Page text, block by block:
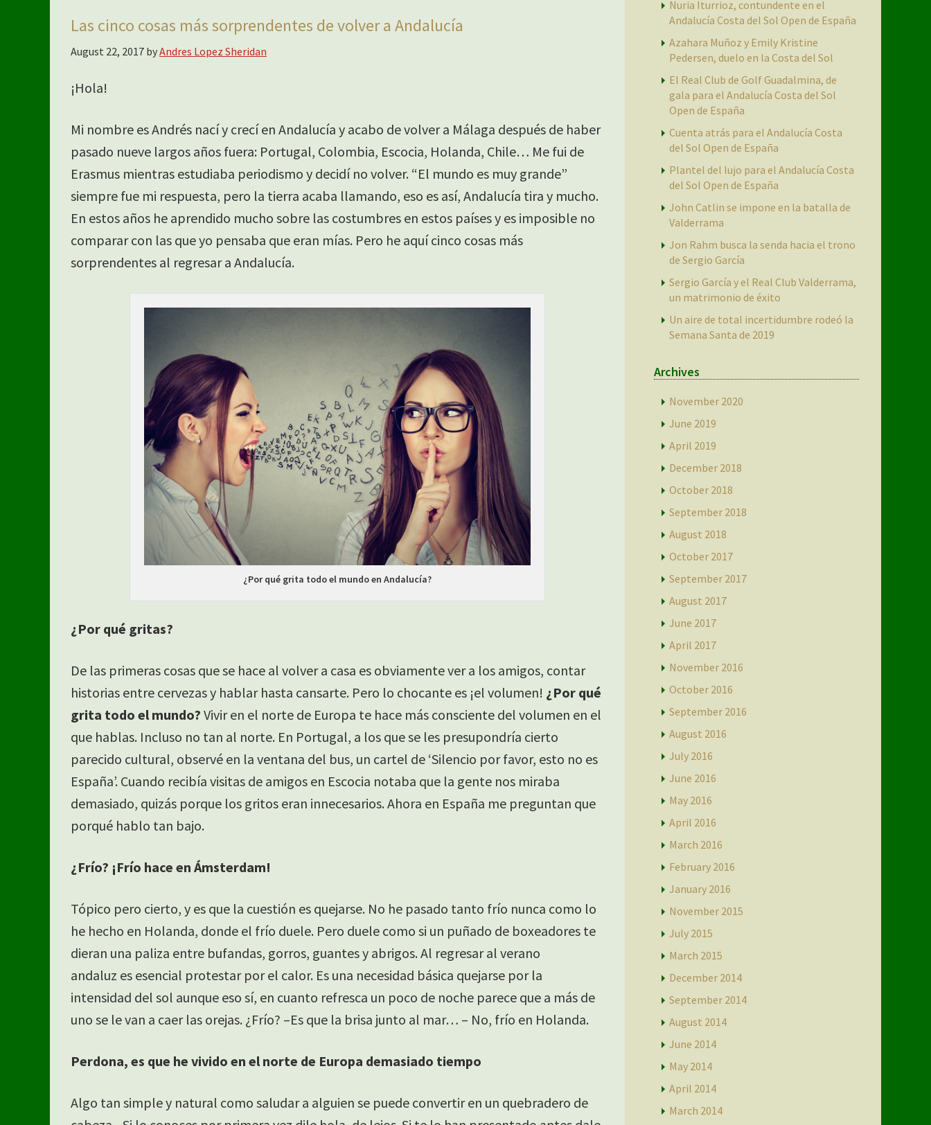
Las cinco cosas más sorprendentes de volver a Andalucía
August 22, 2017 byAndres Lopez Sheridan
¡Hola!
Mi nombre es Andrés nací y crecí en Andalucía y acabo de volver a Málaga después de haber
pasado nueve largos años fuera: Portugal, Colombia, Escocia, Holanda, Chile… Me fui de
Erasmus mientras estudiaba periodismo y decidí no volver. “El mundo es muy grande”
siempre fue mi respuesta, pero la tierra acaba llamando, eso es así, Andalucía tira y mucho.
En estos años he aprendido mucho sobre las costumbres en estos países y es imposible no
comparar con las que yo pensaba que eran mías. Pero he aquí cinco cosas más
sorprendentes al regresar a Andalucía.
¿Por qué grita todo el mundo en Andalucía?
¿Por qué gritas?
De las primeras cosas que se hace al volver a casa es obviamente ver a los amigos, contar
historias entre cervezas y hablar hasta cansarte. Pero lo chocante es ¡el volumen! ¿Por qué
grita todo el mundo? Vivir en el norte de Europa te hace más consciente del volumen en el
que hablas. Incluso no tan al norte. En Portugal, a los que se les presupondría cierto
parecido cultural, observé en la ventana del bus, un cartel de ‘Silencio por favor, esto no es
España’. Cuando recibía visitas de amigos en Escocia notaba que la gente nos miraba
demasiado, quizás porque los gritos eran innecesarios. Ahora en España me preguntan que
porqué hablo tan bajo.
¿Frío? ¡Frío hace en Ámsterdam!
Tópico pero cierto, y es que la cuestión es quejarse. No he pasado tanto frío nunca como lo
he hecho en Holanda, donde el frío duele. Pero duele como si un puñado de boxeadores te
dieran una paliza entre bufandas, gorros, guantes y abrigos. Al regresar al verano
andaluz es esencial protestar por el calor. Es una necesidad básica quejarse por la
intensidad del sol aunque eso sí, en cuanto refresca un poco de noche parece que a más de
uno se le van a caer las orejas. ¿Frío? –Es que la brisa junto al mar… – No, frío en Holanda.
Perdona, es que he vivido en el norte de Europa demasiado tiempo
Algo tan simple y natural como saludar a alguien se puede convertir en un quebradero de
Nuria Iturrioz, contundente en el
Andalucía Costa del Sol Open de España
Azahara Muñoz y Emily Kristine
Pedersen, duelo en la Costa del Sol
El Real Club de Golf Guadalmina, de
gala para el Andalucía Costa del Sol
Open de España
Cuenta atrás para el Andalucía Costa
del Sol Open de España
Plantel del lujo para el Andalucía Costa
del Sol Open de España
John Catlin se impone en la batalla de
Valderrama
Jon Rahm busca la senda hacia el trono
de Sergio García
Sergio García y el Real Club Valderrama,
un matrimonio de éxito
Un aire de total incertidumbre rodeó la
Semana Santa de 2019
Archives
November 2020
June 2019
April 2019
December 2018
October 2018
September 2018
August 2018
October 2017
September 2017
August 2017
June 2017
April 2017
November 2016
October 2016
September 2016
August 2016
July 2016
June 2016
May 2016
April 2016
March 2016
February 2016
January 2016
November 2015
July 2015
March 2015
December 2014
September 2014
August 2014
June 2014
May 2014
April 2014
March 2014